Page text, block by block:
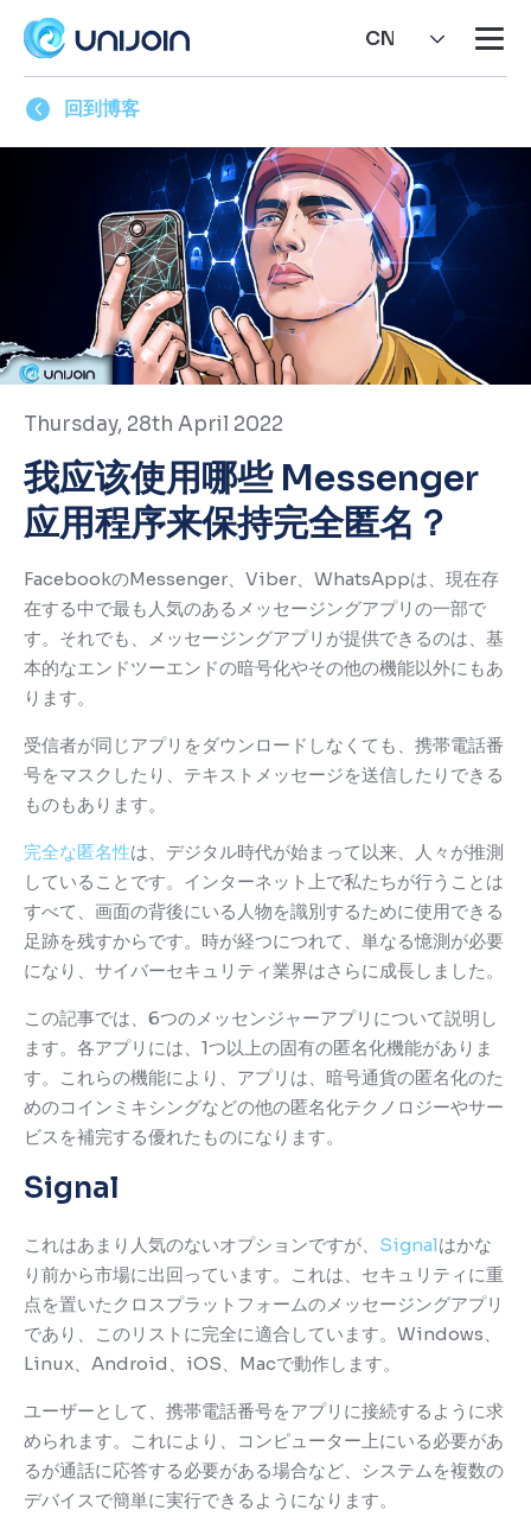
回到博客
Thursday, 28th April 2022
我应该使用哪些 Messenger
应用程序来保持完全匿名？
FacebookのMessenger、Viber、WhatsAppは、現在存
在する中で最も人気のあるメッセージングアプリの一部で
す。 それでも、メッセージングアプリが提供できるのは、基
本的なエンドツーエンドの暗号化やその他の機能以外にもあ
ります。
受信者が同じアプリをダウンロードしなくても、携帯電話番
号をマスクしたり、テキストメッセージを送信したりできる
ものもあります。
完全な匿名性は、デジタル時代が始まって以来、人々が推測
していることです。インターネット上で私たちが行うことは
すべて、画面の背後にいる人物を識別するために使用できる
足跡を残すからです。 時が経つにつれて、単なる憶測が必要
になり、サイバーセキュリティ業界はさらに成長しました。
この記事では、6つのメッセンジャーアプリについて説明し
ます。各アプリには、1つ以上の固有の匿名化機能がありま
す。
これらの機能により、アプリは、暗号通貨の匿名化のた
めのコインミキシングなどの他の匿名化テクノロジーやサー
ビスを補完する優れたものになります。
Signal
これはあまり人気のないオプションですが、 Signalはかな
り前から市場に出回っています。
これは、セキュリティに重
点を置いたクロスプラットフォームのメッセージングアプリ
であり、このリストに完全に適合しています。 Windows、
Linux、Android、iOS、Macで動作します。
ユーザーとして、携帯電話番号をアプリに接続するように求
められます。これにより、コンピューター上にいる必要があ
るが通話に応答する必要がある場合など、システムを複数の
デバイスで簡単に実行できるようになります。
CN